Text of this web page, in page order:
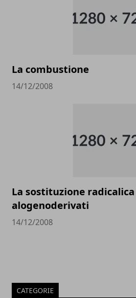
La combustione
14/12/2008
La sostituzione
alogenoderivati
14/12/2008
CATEGORIE